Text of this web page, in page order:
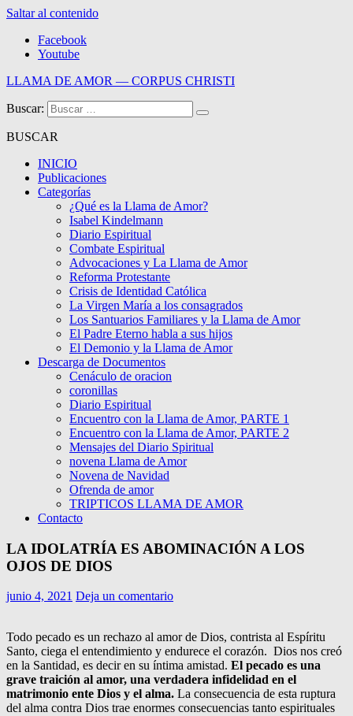
Saltar al contenido
Facebook
Youtube
LLAMA DE AMOR — CORPUS CHRISTI
Blog de la Llama de Amor
Buscar:
BUSCAR
INICIO
Publicaciones
Categorías
¿Qué es la Llama de Amor?
Isabel Kindelmann
Diario Espiritual
Combate Espiritual
Advocaciones y La Llama de Amor
Reforma Protestante
Crisis de Identidad Católica
La Virgen María a los consagrados
Los Santuarios Familiares y la Llama de Amor
El Padre Eterno habla a sus hijos
El Demonio y la Llama de Amor
Descarga de Documentos
Cenáculo de oracion
coronillas
Diario Espiritual
Encuentro con la Llama de Amor, PARTE 1
Encuentro con la Llama de Amor, PARTE 2
Mensajes del Diario Spiritual
novena Llama de Amor
Novena de Navidad
Ofrenda de amor
TRIPTICOS LLAMA DE AMOR
Contacto
LA IDOLATRÍA ES ABOMINACIÓN A LOS
OJOS DE DIOS
junio 4, 2021 Deja un comentario
Todo pecado es un rechazo al amor de Dios, contrista al Espíritu
Santo, ciega el entendimiento y endurece el corazón. Dios nos creó
en la Santidad, es decir en su íntima amistad. El pecado es una
grave traición al amor, una verdadera infidelidad en el
matrimonio ente Dios y el alma. La consecuencia de esta ruptura
del alma contra Dios trae enormes consecuencias tanto espirituales